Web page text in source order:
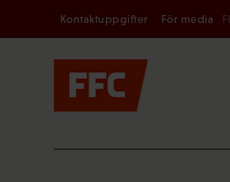
Secondary
Kontaktuppgifter För media FI